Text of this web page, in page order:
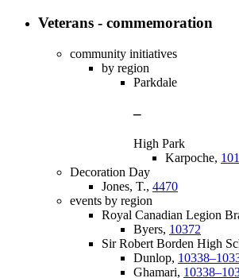
Veterans - commemoration
community initiatives
by region
Parkdale
–
High Park
Karpoche,
Decoration Day
Jones, T., 4470
events by region
Royal Canadian Legion
Byers, 10372
Sir Robert Borden High
Dunlop,
Ghamari,